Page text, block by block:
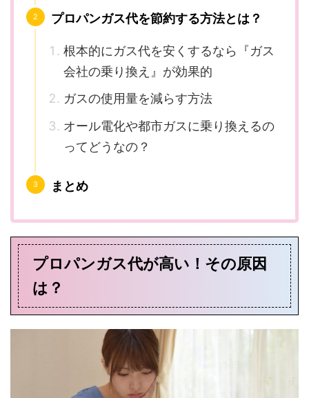
プロパンガス代を節約する方法とは？
根本的にガス代を安くするなら『ガス
会社の乗り換え』が効果的
ガスの使用量を減らす方法
オール電化や都市ガスに乗り換えるの
ってどうなの？
まとめ
プロパンガス代が高い！その原因
は？